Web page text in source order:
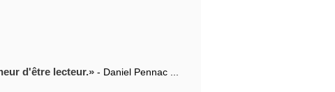
d'être lecteur. - Daniel Pennac ...